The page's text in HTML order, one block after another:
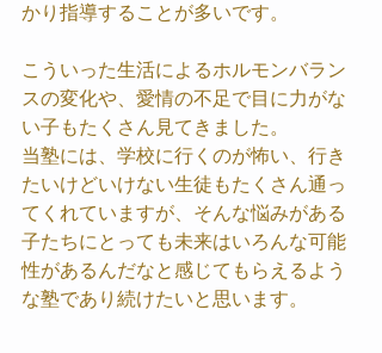
かり指導することが多いです。
こういった生活によるホルモンバラン
スの変化や、愛情の不足で目に力がな
い子もたくさん見てきました。
当塾には、学校に行くのが怖い、行き
たいけどいけない生徒もたくさん通っ
てくれていますが、そんな悩みがある
子たちにとっても未来はいろんな可能
性があるんだなと感じてもらえるよう
な塾であり続けたいと思います。